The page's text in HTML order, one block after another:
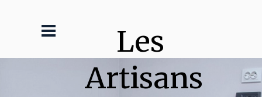
Les
Artisans